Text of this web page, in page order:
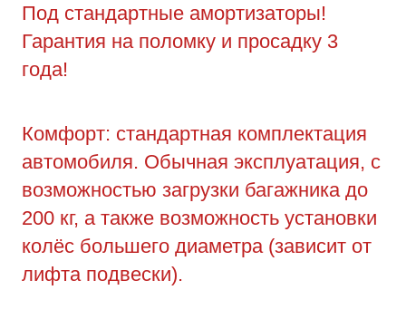
Под стандартные амортизаторы!
Гарантия на поломку и просадку 3
года!
Комфорт: стандартная комплектация
автомобиля. Обычная эксплуатация, с
возможностью загрузки багажника до
200 кг, а также возможность установки
колёс большего диаметра (зависит от
лифта подвески).